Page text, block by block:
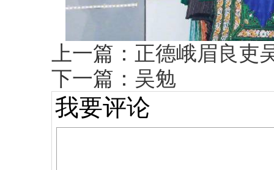
上一篇： 正德峨眉良吏
下一篇： 吴勉
我要评论